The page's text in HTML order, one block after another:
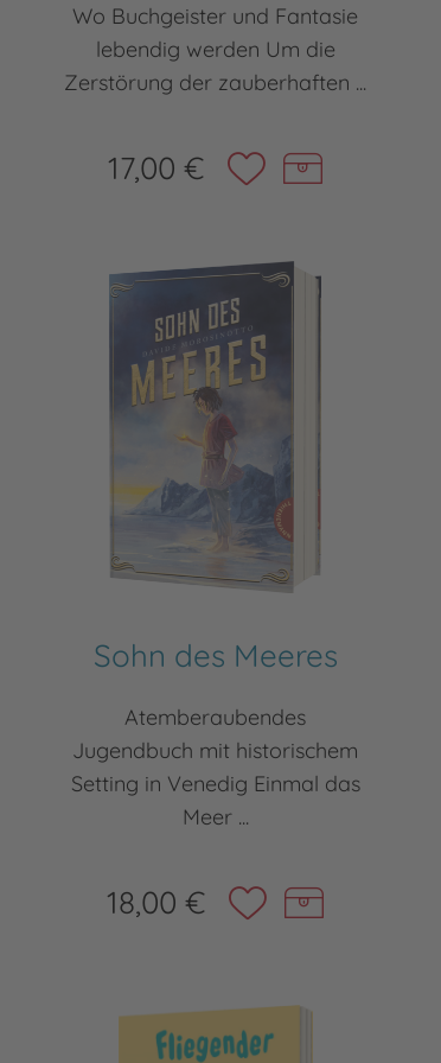
Wo Buchgeister und Fantasie
lebendig werden Um die
Zerstörung der zauberhaften ...
17,00 €
Sohn des Meeres
Atemberaubendes
Jugendbuch mit historischem
Setting in Venedig Einmal das
Meer ...
18,00 €